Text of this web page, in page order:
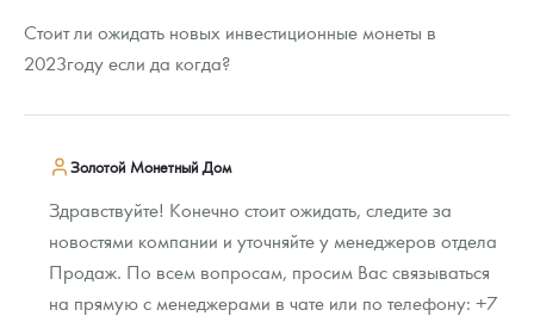
Стоит ли ожидать новых инвестиционные монеты в
2023году если да когда?
Золотой Монетный Дом
Здравствуйте! Конечно стоит ожидать, следите за
новостями компании и уточняйте у менеджеров отдела
Продаж. По всем вопросам, просим Вас связываться
на прямую с менеджерами в чате или по телефону: +7